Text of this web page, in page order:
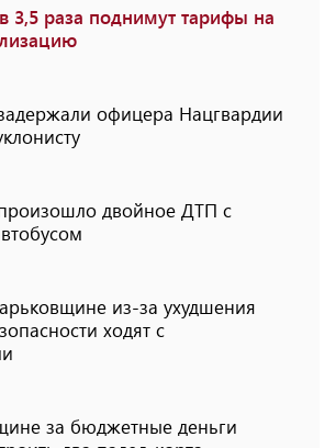
3,5 раза поднимут тарифы на
офицера Нацгвардии
двойное ДТП с
из-за ухудшения
ходят с
за бюджетные деньги